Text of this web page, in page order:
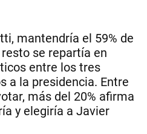
mantendría el 59% de
se repartía en
entre los tres
a la presidencia. Entre
más del 20% afirma
y elegiría a Javier